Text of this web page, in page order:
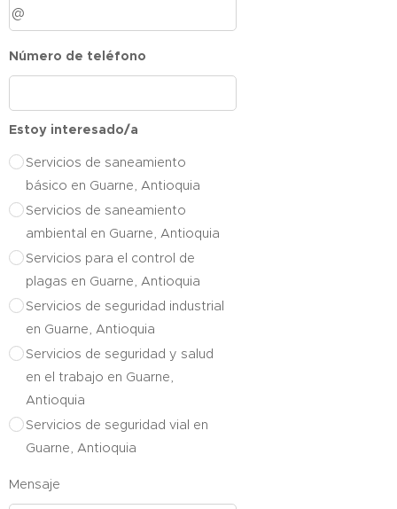
Número de teléfono
Estoy interesado/a
Servicios de saneamiento
básico en Guarne, Antioquia
Servicios de saneamiento
ambiental en Guarne, Antioquia
Servicios para el control de
plagas en Guarne, Antioquia
Servicios de seguridad industrial
en Guarne, Antioquia
Servicios de seguridad y salud
en el trabajo en Guarne,
Antioquia
Servicios de seguridad vial en
Guarne, Antioquia
Mensaje